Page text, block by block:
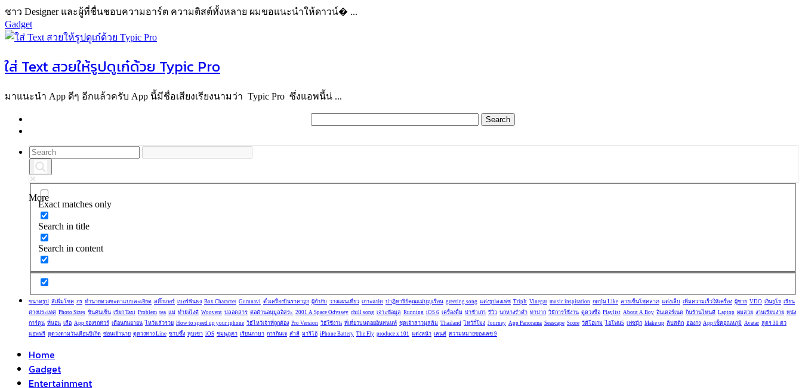
ชาว Designer และผู้ที่ชื่นชอบความอาร์ต ความติสต์ทั้งหลาย ผมขอแนะนำให้ดาวน์� ...
Gadget
ใส่ Text สวยให้รูปดูเก๋ด้วย Typic Pro
มาแนะนำ App ดีๆ อีกแล้วครับ App นี้มีชื่อเสียงเรียงนามว่า Typic Pro ซึ่งแอพนี้น่ ...
More
Exact matches only
Search in title
Search in content
ขนาดรูป สีเพิ่มโชค กร ทำนายดวงชะตาแบบละเอียด สติ๊กเกอร์ เบอร์ฟันธง Box Character Gurunavi ตั๋วเครื่องบินราคาถูก ผู้กำกับ วางแผนเที่ยว เกาะแปด ปาฏิหาริย์คุณแม่บุญเรือน greeting song แต่งรูปลงเฟซ TripIt Vinegar music inspiration กดปุ่ม Like ลายเซ็นโชคลาภ แต่งเล็บ เพิ่มความเร็วให้เครื่อง ผู้ชาย VDO เงินยูโร เรียน
ต่างประเทศ Photo Sizes ชินคันเซ็น เรียก Taxi Problem tea แม่ ทำยังไงดี Woovent ปลอดสาร ต่อต้านอนุมูลอิสระ 2001 A Space Odyssey chill song เจาะข้อมูล Running iOS 6 เครื่องดื่ม ป่าช้าเก่า รีวิว นกหางรำดำ ทาปาก วิธีการใช้งาน ดูดวงชื่อ Playlist About A Boy อินเตอร์เนต กินร้านไหนดี Laptop ผมสวย งานเรียบง่าย หนัง
การ์ตูน ที่นอน เสือ App จองรถทัวร์ เดือนกันยายน ไหว้แล้วรวย How to speed up your iphone วิธีไหว้เจ้าที่ถูกต้อง Pro Version วิธีใช้งาน ที่เที่ยวบนดอยอินทนนท์ ชุดเจ้าสาวมุสลิม Thailand ไหว้กี่โมง Journey App Panorama Seascape Score วีดีโอเกม ไอโฟน5 เฟซบุ้ก Make up ลิปสติก ฮ่องกง App เช็คอุณหภูมิ Avatar สูตร 30 ตัว
แอพฟรี ดูดวงตามวันเดือนปีเกิด ซ่อนเจ้านาย ดูดวงทาง Line ซาบซึ้ง หุบเขา iOS ชมพูภูคา เรียนภาษา การกินเจ สำลี มาริโอ้ iPhone Battery The Fly produce x 101 แต่งหน้า เลนส์ ความหมายของเลข 9
Home
Gadget
Entertainment